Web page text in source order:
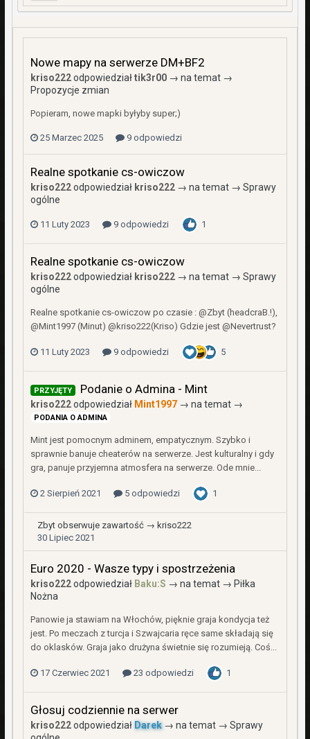
Nowe mapy na serwerze DM+BF2
kriso222odpowiedziałtik3r00→ na temat →
Propozycje zmian
Popieram, nowe mapki byłyby super;)
25 Marzec 2025 9 odpowiedzi
Realne spotkanie cs-owiczow
kriso222odpowiedział kriso222→ na temat → Sprawy
ogólne
11 Luty 2023 9 odpowiedzi 1
Realne spotkanie cs-owiczow
kriso222odpowiedział kriso222→ na temat → Sprawy
ogólne
Realne spotkanie cs-owiczow po czasie : @Zbyt (headcraB.!),
@Mint1997 (Minut) @kriso222(Kriso) Gdzie jest @Nevertrust?
11 Luty 2023 9 odpowiedzi 5
PRZYJĘTY Podanie o Admina - Mint
kriso222odpowiedział Mint1997→ na temat →
PODANIA O ADMINA
Mint jest pomocnym adminem, empatycznym. Szybko i
sprawnie banuje cheaterów na serwerze. Jest kulturalny i gdy
gra, panuje przyjemna atmosfera na serwerze. Ode mnie...
2 Sierpień 2021 5 odpowiedzi 1
Zbytobserwuje zawartość → kriso222
30 Lipiec 2021
Euro 2020 - Wasze typy i spostrzeżenia
kriso222odpowiedział Baku:S → na temat → Piłka
Nożna
Panowie ja stawiam na Włochów, pięknie graja kondycja też
jest. Po meczach z turcja i Szwajcaria ręce same składają się
do oklasków. Graja jako drużyna świetnie się rozumieją. Coś...
17 Czerwiec 2021 23 odpowiedzi 1
Głosuj codziennie na serwer
kriso222odpowiedział Darek→ na temat → Sprawy